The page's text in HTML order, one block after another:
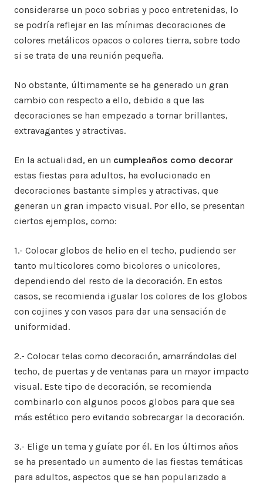
considerarse un poco sobrias y poco entretenidas, lo
se podría reflejar en las mínimas decoraciones de
colores metálicos opacos o colores tierra, sobre todo
si se trata de una reunión pequeña.
No obstante, últimamente se ha generado un gran
cambio con respecto a ello, debido a que las
decoraciones se han empezado a tornar brillantes,
extravagantes y atractivas.
En la actualidad, en un cumpleaños como decorar
estas fiestas para adultos, ha evolucionado en
decoraciones bastante simples y atractivas, que
generan un gran impacto visual. Por ello, se presentan
ciertos ejemplos, como:
1.- Colocar globos de helio en el techo, pudiendo ser
tanto multicolores como bicolores o unicolores,
dependiendo del resto de la decoración. En estos
casos, se recomienda igualar los colores de los globos
con cojines y con vasos para dar una sensación de
uniformidad.
2.- Colocar telas como decoración, amarrándolas del
techo, de puertas y de ventanas para un mayor impacto
visual. Este tipo de decoración, se recomienda
combinarlo con algunos pocos globos para que sea
más estético pero evitando sobrecargar la decoración.
3.- Elige un tema y guíate por él. En los últimos años
se ha presentado un aumento de las fiestas temáticas
para adultos, aspectos que se han popularizado a